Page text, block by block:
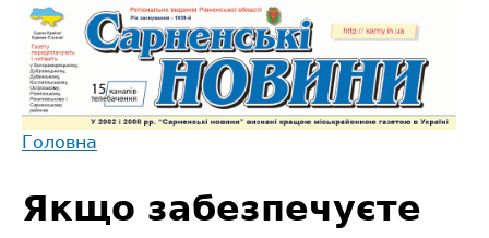
Jump
navigation
є
Головна
to
top
Якщо забезпечуєте